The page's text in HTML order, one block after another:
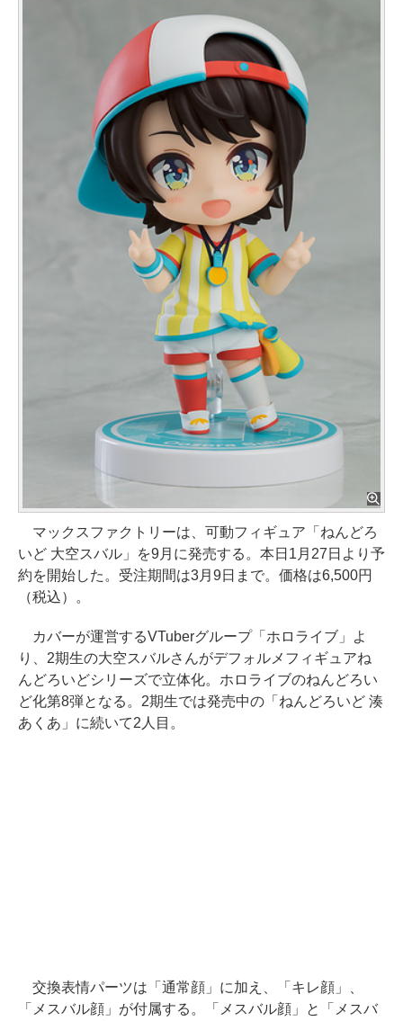
マックスファクトリーは、可動フィギュア「ねんどろ
いど 大空スバル」を9月に発売する。本日1月27日より予
約を開始した。受注期間は3月9日まで。価格は6,500円
（税込）。
カバーが運営するVTuberグループ「ホロライブ」よ
り、2期生の大空スバルさんがデフォルメフィギュアね
んどろいどシリーズで立体化。ホロライブのねんどろい
ど化第8弾となる。2期生では発売中の「ねんどろいど 湊
あくあ」に続いて2人目。
交換表情パーツは「通常顔」に加え、「キレ顔」、
「メスバル顔」が付属する。「メスバル顔」と「メスバ